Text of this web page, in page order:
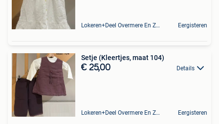
Lokeren+Deel Overmere En Zele Eergisteren
Setje (Kleertjes, maat 104)
€ 25,00 Details
Lokeren+Deel Overmere En Zele Eergisteren